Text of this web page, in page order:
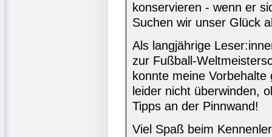
konservieren - wenn er
Suchen wir unser Glück
Als langjährige
zur Fußball-
konnte meine
leider nicht überwinden,
Tipps an der Pinnwand!
Viel Spaß beim